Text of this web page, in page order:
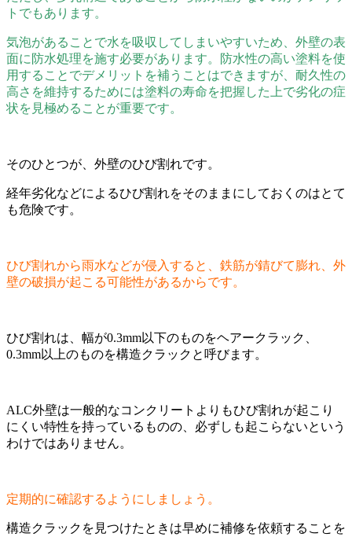
トでもあります。
気泡があることで水を吸収してしまいやすいため、外壁の表
面に防水処理を施す必要があります。防水性の高い塗料を使
用することでデメリットを補うことはできますが、耐久性の
高さを維持するためには塗料の寿命を把握した上で劣化の症
状を見極めることが重要です。
そのひとつが、外壁のひび割れです。
経年劣化などによるひび割れをそのままにしておくのはとて
も危険です。
ひび割れから雨水などが侵入すると、鉄筋が錆びて膨れ、外
壁の破損が起こる可能性があるからです。
ひび割れは、幅が0.3mm以下のものをヘアークラック、
0.3mm以上のものを構造クラックと呼びます。
ALC外壁は一般的なコンクリートよりもひび割れが起こり
にくい特性を持っているものの、必ずしも起こらないという
わけではありません。
定期的に確認するようにしましょう。
構造クラックを見つけたときは早めに補修を依頼することを